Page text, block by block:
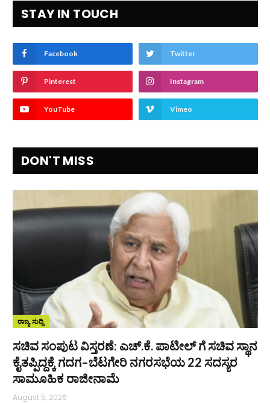
STAY IN TOUCH
Facebook Twitter
Pinterest Instagram
YouTube Vimeo
DON'T MISS
ರಾಜ್ಯ ಸುದ್ದಿ
ಸಚಿವ ಸಂಪುಟ ವಿಸ್ತರಣೆ: ಎಚ್.ಕೆ. ಪಾಟೀಲ್ ಗೆ ಸಚಿವ ಸ್ಥಾನ
ಕೈತಪ್ಪಿದ್ದಕ್ಕೆ ಗದಗ–ಬೆಟಗೇರಿ ನಗರಸಭೆಯ 22 ಸದಸ್ಯರ
ಸಾಮೂಹಿಕ ರಾಜೀನಾಮೆ
August 5, 2026